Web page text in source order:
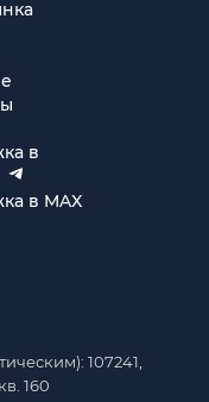
в
в MAX
107241,
160